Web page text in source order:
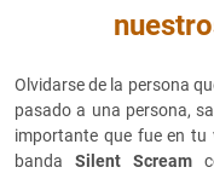
Olvidarse de la persona
pasado a una persona,
importante que fue en tu
banda Silent Scream